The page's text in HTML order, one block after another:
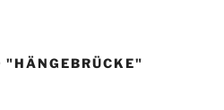
"HÄNGEBRÜCKE"